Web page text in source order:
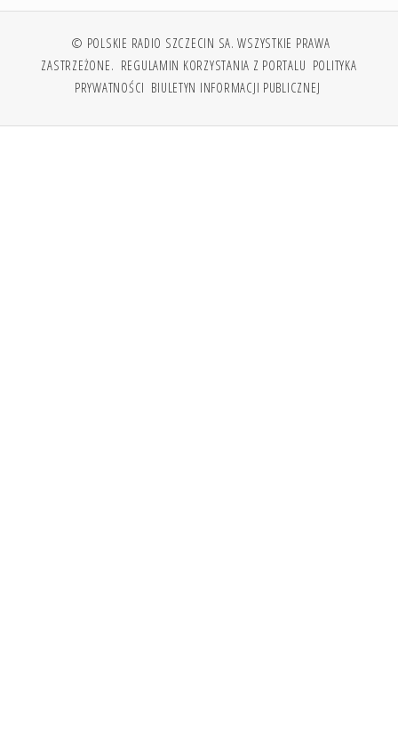
© POLSKIE RADIO SZCZECIN SA. WSZYSTKIE PRAWA
ZASTRZEŻONE. REGULAMIN KORZYSTANIA Z PORTALU POLITYKA
PRYWATNOŚCI BIULETYN INFORMACJI PUBLICZNEJ